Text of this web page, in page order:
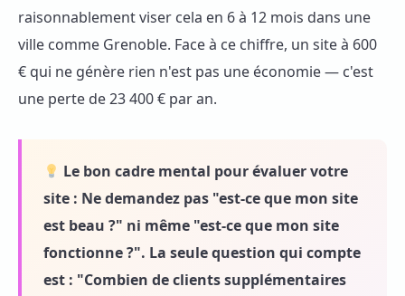
raisonnablement viser cela en 6 à 12 mois dans une
ville comme Grenoble. Face à ce chiffre, un site à 600
€ qui ne génère rien n'est pas une économie — c'est
une perte de 23 400 € par an.
Le bon cadre mental pour évaluer votre
site : Ne demandez pas "est-ce que mon site
est beau ?" ni même "est-ce que mon site
fonctionne ?". La seule question qui compte
est : "Combien de clients supplémentaires